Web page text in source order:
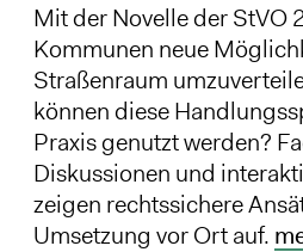
Mit der Novelle der StVO
Kommunen neue
Straßenraum
können diese
Praxis genutzt werden?
Diskussionen und
zeigen rechtssichere
Umsetzung vor Ort auf.